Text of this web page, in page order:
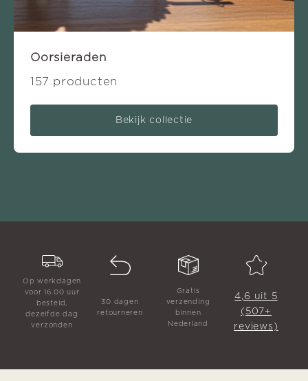
Oorsieraden
157 producten
Bekijk collectie
Op werkdagen
voor 16.00 uur
besteld,
dezelfde dag
verzonden
30 dagen
retourneren
Gratis
verzending
binnen
Nederland
4,6 uit 5
(507+
reviews)